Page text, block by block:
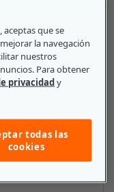
volúmenes
AMR
sus
aceptas que se
la navegación
nuestros
Para obtener
privacidady
todas las
cookies